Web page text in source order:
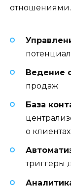
отношениями.
Ведение
продаж
База
о клиентах
триггеры